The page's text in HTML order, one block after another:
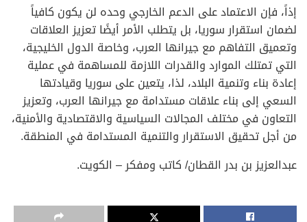
إذاً، فإن الاعتماد على الدعم الخارجي وحده لن يكون كافياً
لضمان استقرار سوريا، بل يتطلب الأمر أيضًا تعزيز العلاقات
وتعميق التفاهم مع جيرانها العرب، وخاصة الدول الخليجية،
التي تمتلك الموارد والقدرات اللازمة للمساهمة في عملية
إعادة بناء وتنمية البلاد، لذا، يتعين على سوريا وقيادتها
السعي إلى بناء علاقات مستدامة مع جيرانها العرب، وتعزيز
التعاون في مختلف المجالات السياسية والاقتصادية والأمنية،
من أجل تحقيق الاستقرار والتنمية المستدامة في المنطقة.
عبدالعزيز بن بدر القطان/ كاتب ومفكر – الكويت.